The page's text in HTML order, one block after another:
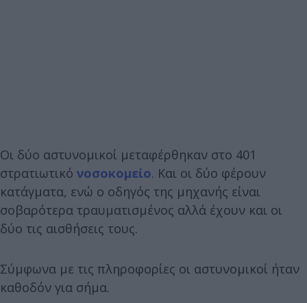
Οι δύο αστυνομικοί μεταφέρθηκαν στο 401
στρατιωτικό νοσοκομείο. Και οι δύο φέρουν
κατάγματα, ενώ ο οδηγός της μηχανής είναι
σοβαρότερα τραυματισμένος αλλά έχουν και οι
δύο τις αισθήσεις τους.
Σύμφωνα με τις πληροφορίες οι αστυνομικοί ήταν
καθοδόν για σήμα.